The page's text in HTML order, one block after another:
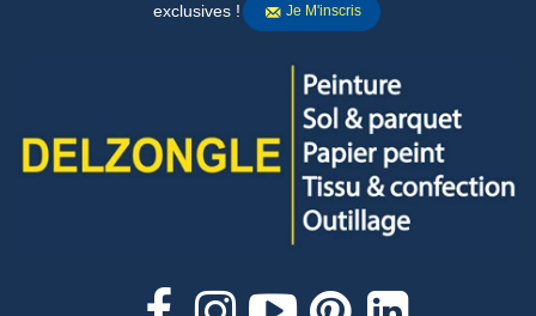
exclusives !
Je M'inscris